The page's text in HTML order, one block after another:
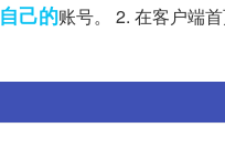
自己的账号。 2. 在客户端